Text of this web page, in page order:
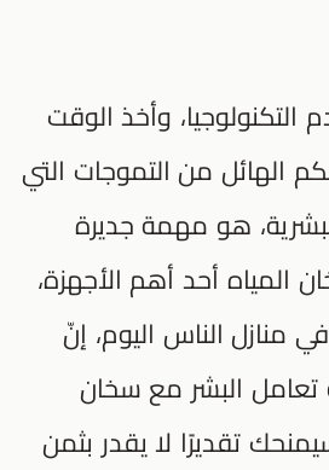
وأخذ الوقت
الهائل من التموجات التي
هو مهمة جديرة
المياه أحد أهم الأجهزة،
منازل الناس اليوم، إنّ
تعامل البشر مع سخان
تقديرًا لا يقدر بثمن